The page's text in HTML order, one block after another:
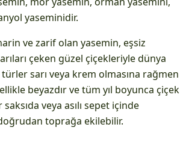
yaseminidir.
ve zarif olan yasemin, eşsiz
çeken güzel çiçekleriyle dünya
türler sarı veya krem ​​olmasına rağmen
beyazdır ve tüm yıl boyunca çiçek
veya asılı sepet içinde
toprağa ekilebilir.